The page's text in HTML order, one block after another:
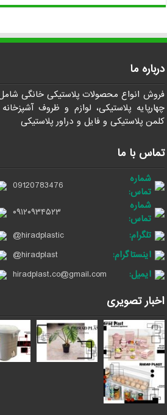
درباره ما
فروش انواع محصولات پلاستیکی خانگی
چهارپایه پلاستیکی، لوازم و ظروف
کلمن پلاستیکی و فایل و دراور پلاستیکی
تماس با ما
شماره
تماس:
09120783476
شماره
تماس:
۰۹۱۲۰۹۳۴۵۲۳
تلگرام:
@hiradplastic
اینستاگرام:
@hiradplast
ایمیل:
hiradplast.co@gmail.com
اخبار تصویری